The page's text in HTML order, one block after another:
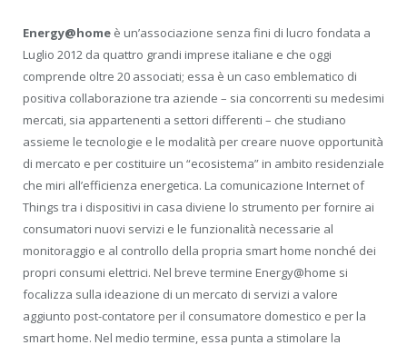
Energy@home è un’associazione senza fini di lucro fondata a
Luglio 2012 da quattro grandi imprese italiane e che oggi
comprende oltre 20 associati; essa è un caso emblematico di
positiva collaborazione tra aziende – sia concorrenti su medesimi
mercati, sia appartenenti a settori differenti – che studiano
assieme le tecnologie e le modalità per creare nuove opportunità
di mercato e per costituire un “ecosistema” in ambito residenziale
che miri all’efficienza energetica. La comunicazione Internet of
Things tra i dispositivi in casa diviene lo strumento per fornire ai
consumatori nuovi servizi e le funzionalità necessarie al
monitoraggio e al controllo della propria smart home nonché dei
propri consumi elettrici. Nel breve termine Energy@home si
focalizza sulla ideazione di un mercato di servizi a valore
aggiunto post-contatore per il consumatore domestico e per la
smart home. Nel medio termine, essa punta a stimolare la